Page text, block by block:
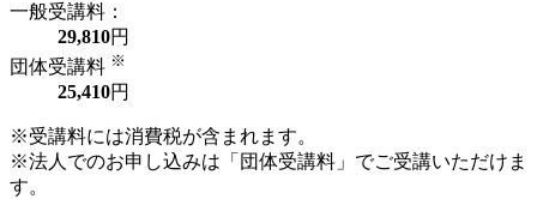
一般受講料：
29,810円
団体受講料 ※
25,410円
※受講料には消費税が含まれます。
※法人でのお申し込みは「団体受講料」でご受講いただけま
す。